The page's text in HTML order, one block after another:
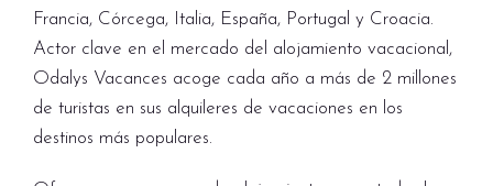
Francia, Córcega, Italia, España, Portugal y Croacia.
Actor clave en el mercado del alojamiento vacacional,
Odalys Vacances acoge cada año a más de 2 millones
de turistas en sus alquileres de vacaciones en los
destinos más populares.